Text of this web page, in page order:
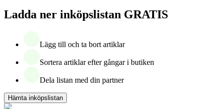
Ladda ner inköpslistan GRATIS
Lägg till och ta bort artiklar
Sortera artiklar efter gångar i butiken
Dela listan med din partner
Hämta inköpslistan